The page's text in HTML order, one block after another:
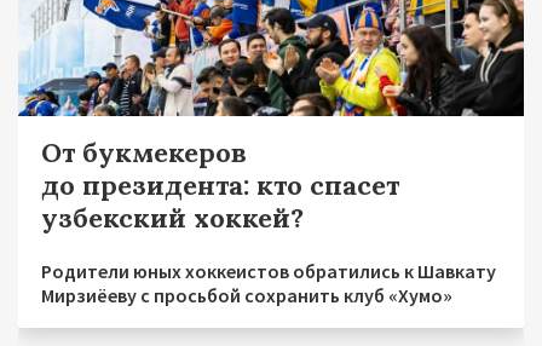
От букмекеров
до президента: кто спасет
узбекский хоккей?
Родители юных хоккеистов обратились к Шавкату
Мирзиёеву с просьбой сохранить клуб «Хумо»